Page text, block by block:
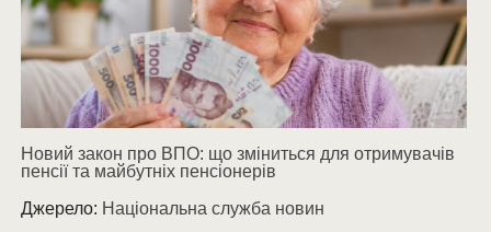
Новий закон про ВПО: що зміниться для отримувачів
пенсії та майбутніх пенсіонерів
Джерело: Національна служба новин